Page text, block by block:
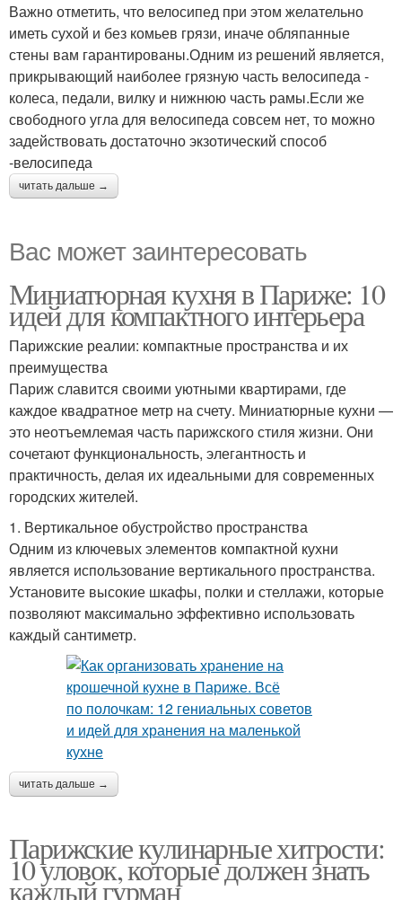
Важно отметить, что велосипед при этом желательно
иметь сухой и без комьев грязи, иначе обляпанные
стены вам гарантированы.Одним из решений является,
прикрывающий наиболее грязную часть велосипеда -
колеса, педали, вилку и нижнюю часть рамы.Если же
свободного угла для велосипеда совсем нет, то можно
задействовать достаточно экзотический способ
-велосипеда
читать дальше →
Вас может заинтересовать
Миниатюрная кухня в Париже: 10
идей для компактного интерьера
Парижские реалии: компактные пространства и их
преимущества
Париж славится своими уютными квартирами, где
каждое квадратное метр на счету. Миниатюрные кухни —
это неотъемлемая часть парижского стиля жизни. Они
сочетают функциональность, элегантность и
практичность, делая их идеальными для современных
городских жителей.
1. Вертикальное обустройство пространства
Одним из ключевых элементов компактной кухни
является использование вертикального пространства.
Установите высокие шкафы, полки и стеллажи, которые
позволяют максимально эффективно использовать
каждый сантиметр.
читать дальше →
Парижские кулинарные хитрости:
10 уловок, которые должен знать
каждый гурман